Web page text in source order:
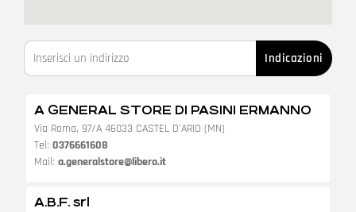
Inserisci un indirizzo
Indicazioni
A GENERAL STORE DI PASINI ERMANNO
Via Roma, 97/A 46033 CASTEL D'ARIO (MN)
Tel: 0376661608
Mail: a.generalstore@libero.it
A.B.F. srl